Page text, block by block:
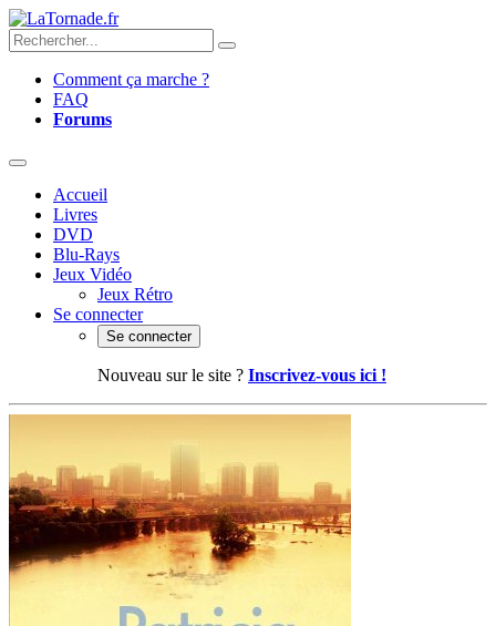
Comment ça marche ?
FAQ
Forums
Accueil
Livres
DVD
Blu-Rays
Jeux Vidéo
Jeux Rétro
Se connecter
Se connecter
Nouveau sur le site ? Inscrivez-vous ici !